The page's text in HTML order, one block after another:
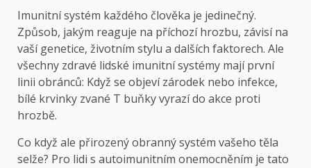
Imunitní systém každého člověka je jedinečný.
Způsob, jakým reaguje na příchozí hrozbu, závisí na
vaší genetice, životním stylu a dalších faktorech. Ale
všechny zdravé lidské imunitní systémy mají první
linii obránců: Když se objeví zárodek nebo infekce,
bílé krvinky zvané T buňky vyrazí do akce proti
hrozbě.
Co když ale přirozený obranný systém vašeho těla
selže? Pro lidi s autoimunitním onemocněním je tato